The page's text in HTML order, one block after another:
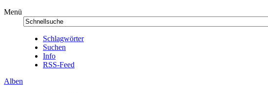
Menü
Schlagwörter
Suchen
Info
RSS-Feed
Alben